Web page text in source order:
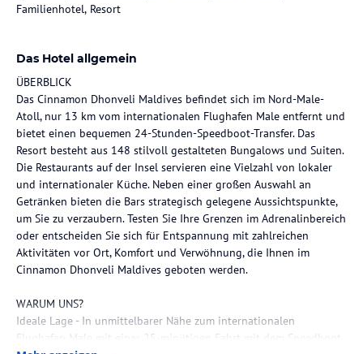
Familienhotel, Resort
Das Hotel allgemein
ÜBERBLICK
Das Cinnamon Dhonveli Maldives befindet sich im Nord-Male-
Atoll, nur 13 km vom internationalen Flughafen Male entfernt und
bietet einen bequemen 24-Stunden-Speedboot-Transfer. Das
Resort besteht aus 148 stilvoll gestalteten Bungalows und Suiten.
Die Restaurants auf der Insel servieren eine Vielzahl von lokaler
und internationaler Küche. Neben einer großen Auswahl an
Getränken bieten die Bars strategisch gelegene Aussichtspunkte,
um Sie zu verzaubern. Testen Sie Ihre Grenzen im Adrenalinbereich
oder entscheiden Sie sich für Entspannung mit zahlreichen
Aktivitäten vor Ort, Komfort und Verwöhnung, die Ihnen im
Cinnamon Dhonveli Maldives geboten werden.
WARUM UNS?
Ideale Lage - In unmittelbarer Nähe zum internationalen
Flughafen Male mit einer 25-minütigen Fahrt mit dem Speedboot.